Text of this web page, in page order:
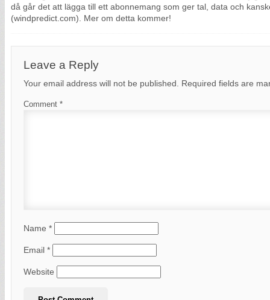
då går det att lägga till ett abonnemang som ger tal, data och
(windpredict.com). Mer om detta kommer!
Leave a Reply
Your email address will not be published. Required fields are
Comment *
Name *
Email *
Website